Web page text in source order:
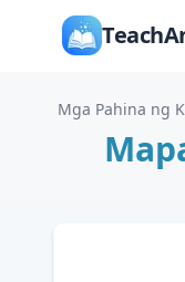
Mga Pahina ng